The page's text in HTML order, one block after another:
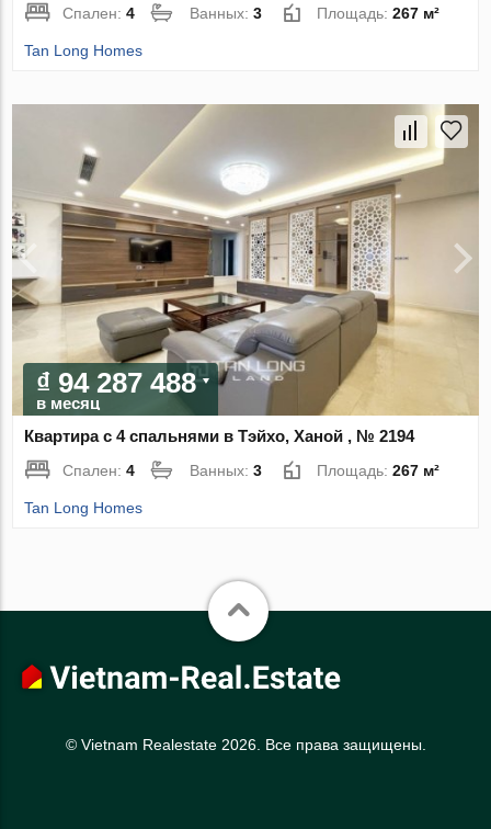
Спален:4 Ванных:3 Площадь:267 м²
Tan Long Homes
₫ 94 287 488
в месяц
Квартира с 4 спальнями в Тэйхо, Ханой , № 2194
Спален:4 Ванных:3 Площадь:267 м²
Tan Long Homes
© Vietnam Realestate 2026. Все права защищены.